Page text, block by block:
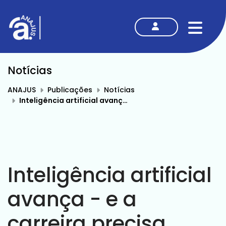
MENU
Notícias
ANAJUS Publicações
Notícias
Inteligência artificial avança - e a carreira precisa acompanhar
Inteligência artificial
avança - e a